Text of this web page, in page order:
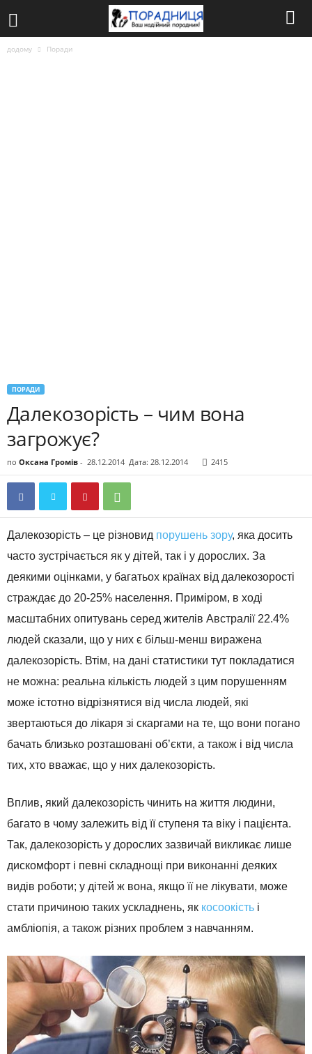
додому Поради
ПОРАДИ
Далекозорість – чим вона
загрожує?
по Оксана Громів - 28.12.2014 Дата: 28.12.2014 2415
Далекозорість – це різновид порушень зору, яка досить
часто зустрічається як у дітей, так і у дорослих. За
деякими оцінками, у багатьох країнах від далекозорості
страждає до 20-25% населення. Приміром, в ході
масштабних опитувань серед жителів Австралії 22.4%
людей сказали, що у них є більш-менш виражена
далекозорість. Втім, на дані статистики тут покладатися
не можна: реальна кількість людей з цим порушенням
може істотно відрізнятися від числа людей, які
звертаються до лікаря зі скаргами на те, що вони погано
бачать близько розташовані об’єкти, а також і від числа
тих, хто вважає, що у них далекозорість.
Вплив, який далекозорість чинить на життя людини,
багато в чому залежить від її ступеня та віку і пацієнта.
Так, далекозорість у дорослих зазвичай викликає лише
дискомфорт і певні складнощі при виконанні деяких
видів роботи; у дітей ж вона, якщо її не лікувати, може
стати причиною таких ускладнень, як косоокість і
амбліопія, а також різних проблем з навчанням.